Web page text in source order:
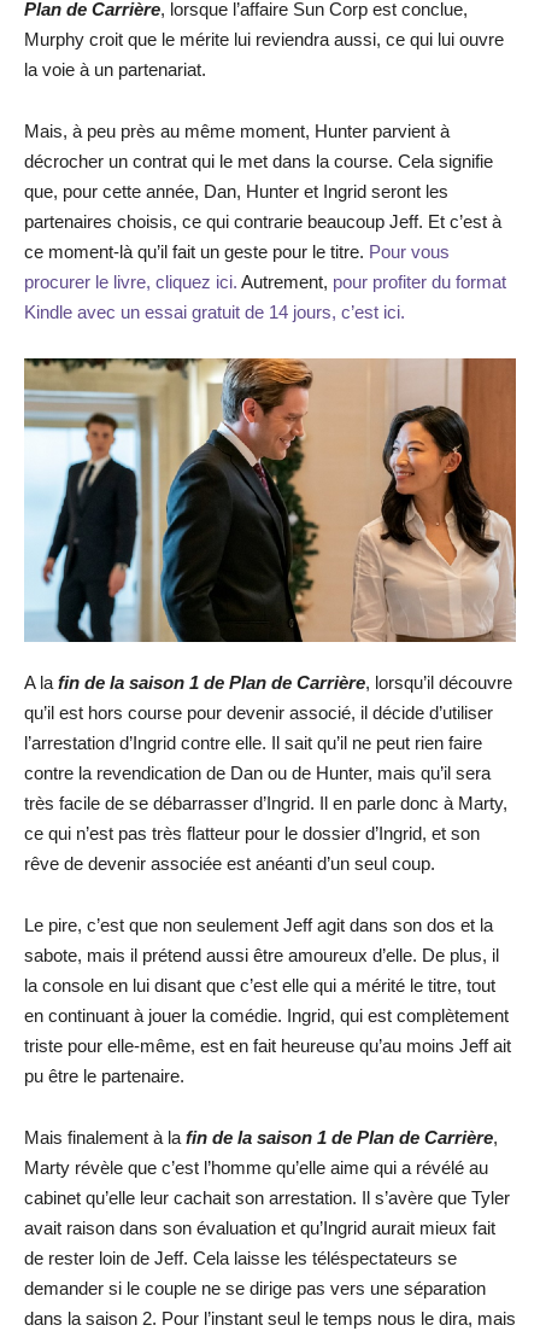
Plan de Carrière, lorsque l’affaire Sun Corp est conclue,
Murphy croit que le mérite lui reviendra aussi, ce qui lui ouvre
la voie à un partenariat.
Mais, à peu près au même moment, Hunter parvient à
décrocher un contrat qui le met dans la course. Cela signifie
que, pour cette année, Dan, Hunter et Ingrid seront les
partenaires choisis, ce qui contrarie beaucoup Jeff. Et c’est à
ce moment-là qu’il fait un geste pour le titre. Pour vous
procurer le livre, cliquez ici. Autrement, pour profiter du format
Kindle avec un essai gratuit de 14 jours, c’est ici.
A la fin de la saison 1 de Plan de Carrière, lorsqu’il découvre
qu’il est hors course pour devenir associé, il décide d’utiliser
l’arrestation d’Ingrid contre elle. Il sait qu’il ne peut rien faire
contre la revendication de Dan ou de Hunter, mais qu’il sera
très facile de se débarrasser d’Ingrid. Il en parle donc à Marty,
ce qui n’est pas très flatteur pour le dossier d’Ingrid, et son
rêve de devenir associée est anéanti d’un seul coup.
Le pire, c’est que non seulement Jeff agit dans son dos et la
sabote, mais il prétend aussi être amoureux d’elle. De plus, il
la console en lui disant que c’est elle qui a mérité le titre, tout
en continuant à jouer la comédie. Ingrid, qui est complètement
triste pour elle-même, est en fait heureuse qu’au moins Jeff ait
pu être le partenaire.
Mais finalement à la fin de la saison 1 de Plan de Carrière,
Marty révèle que c’est l’homme qu’elle aime qui a révélé au
cabinet qu’elle leur cachait son arrestation. Il s’avère que Tyler
avait raison dans son évaluation et qu’Ingrid aurait mieux fait
de rester loin de Jeff. Cela laisse les téléspectateurs se
demander si le couple ne se dirige pas vers une séparation
dans la saison 2. Pour l’instant seul le temps nous le dira, mais